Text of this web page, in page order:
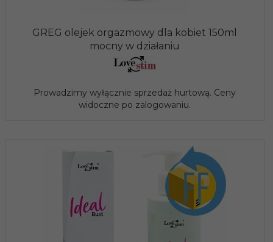
GREG olejek orgazmowy dla kobiet 150ml
mocny w działaniu
Prowadzimy wyłącznie sprzedaż hurtową. Ceny
widoczne po zalogowaniu.